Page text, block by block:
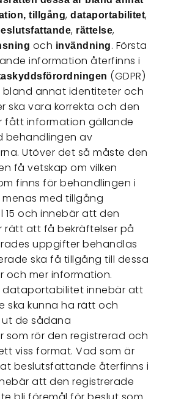
tillgång,dataportabilitet,
, rättelse,
och invändning. Första
information återfinns i
(GDPR)
annat identiteter och
ska vara korrekta och den
fått information gällande
behandlingen av
Utöver det så måste den
få vetskap om vilken
finns för behandlingen i
med tillgång
15 och innebär att den
rätt att få bekräftelser på
uppgifter behandlas
ska få tillgång till dessa
och mer information.
dataportabilitet innebär att
ska kunna ha rätt och
de sådana
som rör den registrerad och
viss format. Vad som är
beslutsfattande återfinns i
att den registrerade